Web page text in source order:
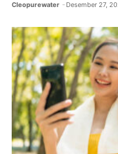
Cleopurewater Desember 27,